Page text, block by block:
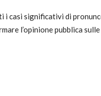
casi significativi di
l’opinione pubblica